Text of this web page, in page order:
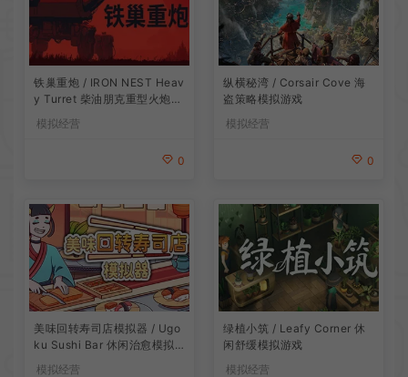
铁巢重炮 / IRON NEST Heav
y Turret 柴油朋克重型火炮游
戏
模拟经营
0
纵横秘湾 / Corsair Cove 海
盗策略模拟游戏
模拟经营
0
美味回转寿司店模拟器 / Ugo
ku Sushi Bar 休闲治愈模拟
模拟经营
绿植小筑 / Leafy Corner 休
闲舒缓模拟游戏
模拟经营